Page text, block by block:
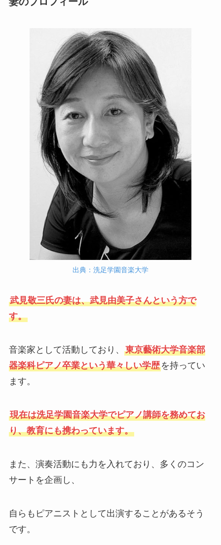
出典：洗足学園音楽大学
武見敬三氏の妻は、武見由美子さんという方で
す。
音楽家として活動しており、 東京藝術大学音楽部
器楽科ピアノ卒業という華々しい学歴を持ってい
ます。
現在は洗足学園音楽大学でピアノ講師を務めてお
り、教育にも携わっています。
また、演奏活動にも力を入れており、多くのコン
サートを企画し、
自らもピアニストとして出演することがあるそう
です。